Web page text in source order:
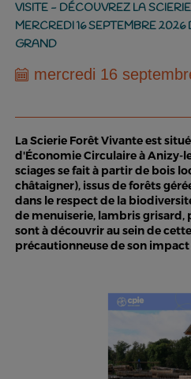
VISITE - DÉCOUVREZ LA
MERCREDI 16 SEPTEMBRE 2026
GRAND
mercredi 16
La Scierie Forêt Vivante est
d'Économie Circulaire à Anizy-
sciages se fait à partir de bois
châtaigner), issus de forêts
dans le respect de la
de menuiserie, lambris grisard,
sont à découvrir au sein de
précautionneuse de son